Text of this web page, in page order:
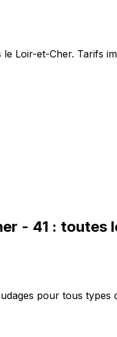
le Loir-et-Cher. Tarifs
- 41 : toutes
pour tous